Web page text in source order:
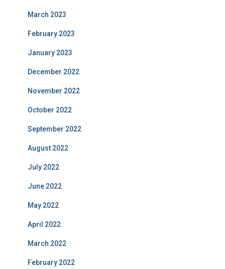
March 2023
February 2023
January 2023
December 2022
November 2022
October 2022
September 2022
August 2022
July 2022
June 2022
May 2022
April 2022
March 2022
February 2022